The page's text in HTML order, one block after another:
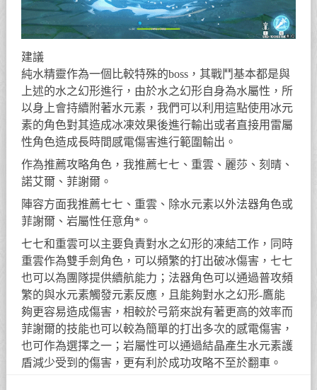
建議
純水精靈作為一個比較特殊的boss，其戰鬥基本都是與
上述的水之幻形進行，由於水之幻形自身為水屬性，所
以身上會持續附著水元素，我們可以利用這點使用冰元
素的角色對其造成冰凍效果後進行輸出或者直接用雷屬
性角色造成長時間感電傷害進行範圍輸出。
作為推薦攻略角色，我推薦七七、重雲、麗莎、刻晴、
諾艾爾、菲謝爾。
陣容方面我推薦七七、重雲、除水元素以外法器角色或
菲謝爾、岩屬性任意角*。
七七和重雲可以主要負責對水之幻形的凍結工作，同時
重雲作為雙手劍角色，可以頻繁的打出破冰傷害，七七
也可以為團隊提供續航能力；法器角色可以通過普攻頻
繁的與水元素觸發元素反應，且能夠對水之幻形-鷹能
夠更容易造成傷害，相較於弓箭來說有著更高的效率而
菲謝爾的技能也可以較為簡單的打出多次的感電傷害，
也可作為選擇之一；岩屬性可以通過結晶產生水元素護
盾減少受到的傷害，更有利於成功攻略不至於翻車。